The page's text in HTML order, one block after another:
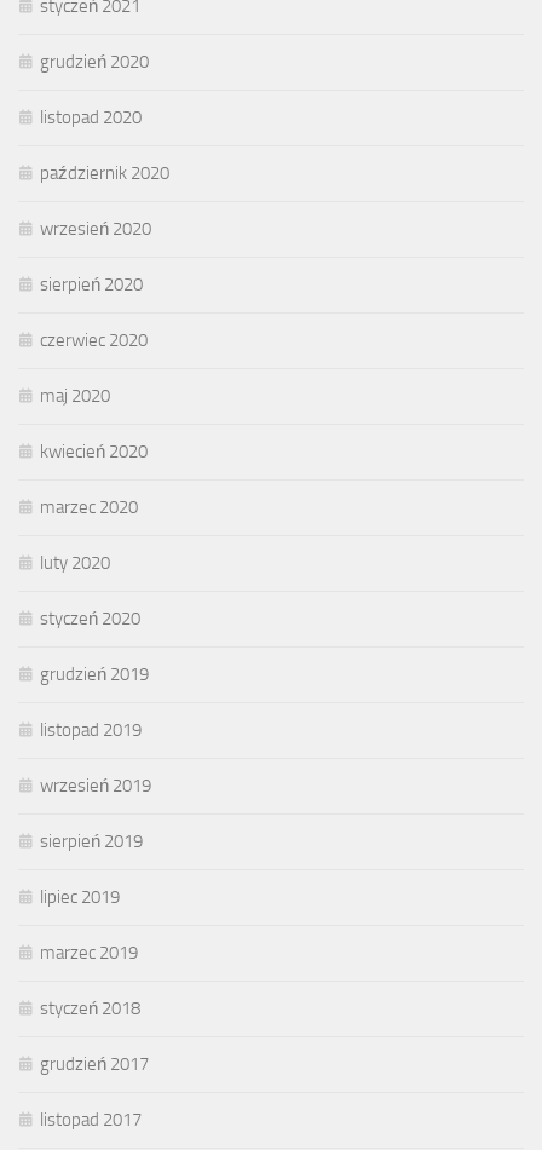
styczeń 2021
grudzień 2020
listopad 2020
październik 2020
wrzesień 2020
sierpień 2020
czerwiec 2020
maj 2020
kwiecień 2020
marzec 2020
luty 2020
styczeń 2020
grudzień 2019
listopad 2019
wrzesień 2019
sierpień 2019
lipiec 2019
marzec 2019
styczeń 2018
grudzień 2017
listopad 2017